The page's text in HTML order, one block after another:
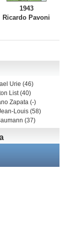
1943
Ricardo Pavoni
Urie (46)
List (40)
Zapata (-)
Louis (58)
(37)